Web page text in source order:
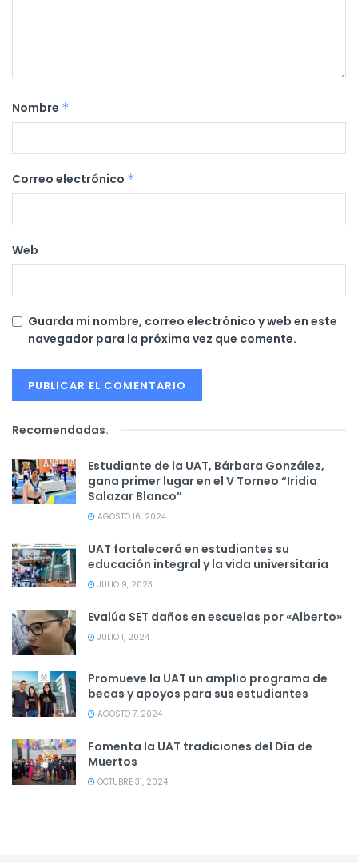
Nombre *
Correo electrónico *
Web
Guarda mi nombre, correo electrónico y web en este
navegador para la próxima vez que comente.
Recomendadas.
Estudiante de la UAT, Bárbara González,
gana primer lugar en el V Torneo “Iridia
Salazar Blanco”
AGOSTO 16, 2024
UAT fortalecerá en estudiantes su
educación integral y la vida universitaria
JULIO 9, 2023
Evalúa SET daños en escuelas por «Alberto»
JULIO 1, 2024
Promueve la UAT un amplio programa de
becas y apoyos para sus estudiantes
AGOSTO 7, 2024
Fomenta la UAT tradiciones del Día de
Muertos
OCTUBRE 31, 2024